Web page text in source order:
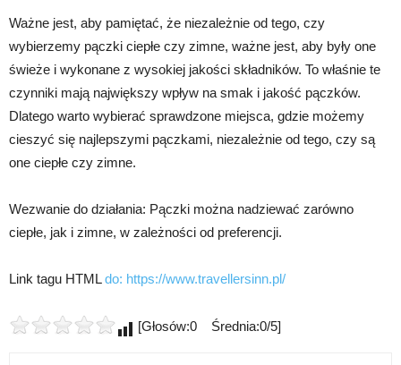
Ważne jest, aby pamiętać, że niezależnie od tego, czy
wybierzemy pączki ciepłe czy zimne, ważne jest, aby były one
świeże i wykonane z wysokiej jakości składników. To właśnie te
czynniki mają największy wpływ na smak i jakość pączków.
Dlatego warto wybierać sprawdzone miejsca, gdzie możemy
cieszyć się najlepszymi pączkami, niezależnie od tego, czy są
one ciepłe czy zimne.
Wezwanie do działania: Pączki można nadziewać zarówno
ciepłe, jak i zimne, w zależności od preferencji.
Link tagu HTMLdo: https://www.travellersinn.pl/
[Głosów:0 Średnia:0/5]